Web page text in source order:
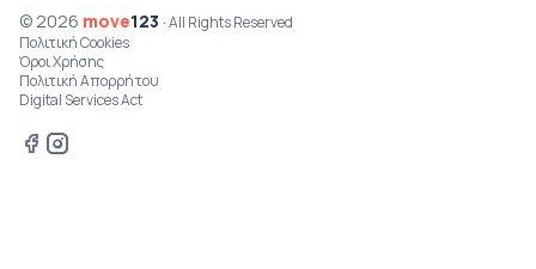
© 2026 move123 · All Rights Reserved
Πολιτική Cookies
Όροι Χρήσης
Πολιτική Απορρήτου
Digital Services Act